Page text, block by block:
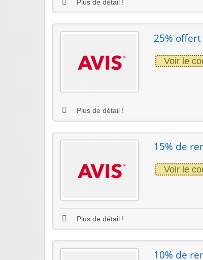
Plus de détail !
25%
Voir le
Plus de détail !
15% de
Voir le
Plus de détail !
10% de